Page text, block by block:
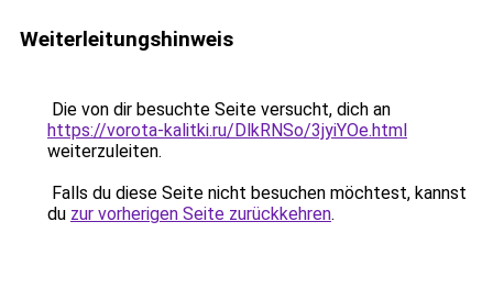
Weiterleitungshinweis
Die von dir besuchte Seite versucht, dich an
https://vorota-kalitki.ru/DlkRNSo/3jyiYOe.html
weiterzuleiten.
Falls du diese Seite nicht besuchen möchtest, kannst
du zur vorherigen Seite zurückkehren.